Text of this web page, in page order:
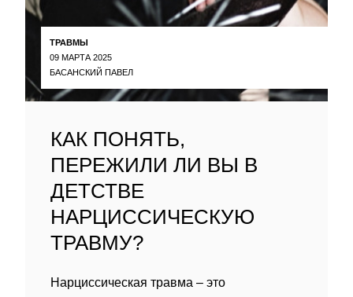
ТРАВМЫ
09 МАРТА 2025
БАСАНСКИЙ ПАВЕЛ
КАК ПОНЯТЬ,
ПЕРЕЖИЛИ ЛИ ВЫ В
ДЕТСТВЕ
НАРЦИССИЧЕСКУЮ
ТРАВМУ?
Нарциссическая травма – это